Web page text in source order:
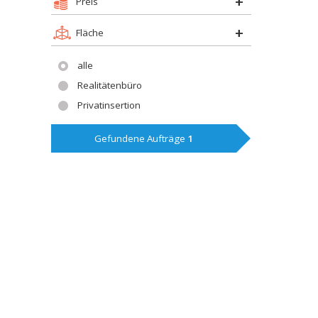
Fläche
alle
Realitätenbüro
Privatinsertion
Gefundene Aufträge 1